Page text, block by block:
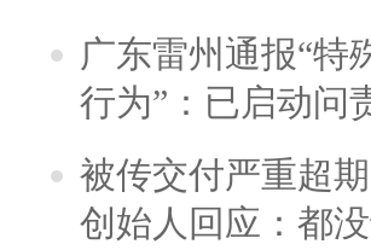
广东雷州通报“特
行为”：已启动问
被传交付严重超
创始人回应：都